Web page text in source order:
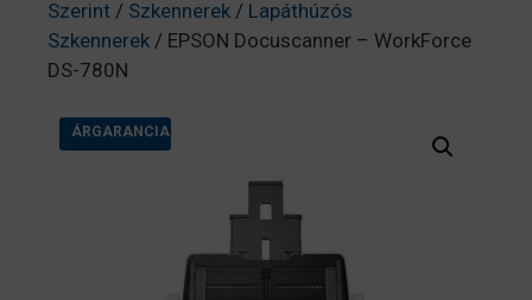
Szerint / Szkennerek / Lapáthúzós
Szkennerek / EPSON Docuscanner – WorkForce
DS-780N
ÁRGARANCIA